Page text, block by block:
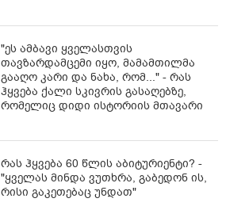
"ეს ამბავი ყველასთვის
თავზარდამცემი იყო, მამამთილმა
გააღო კარი და ნახა, რომ..." - რას
ჰყვება ქალი სკივრის გასაღებზე,
რომელიც დიდი ისტორიის მთავარი
რას ჰყვება 60 წლის აბიტურიენტი? -
"ყველას მინდა ვუთხრა, გაბედონ ის,
რისი გაკეთებაც უნდათ"